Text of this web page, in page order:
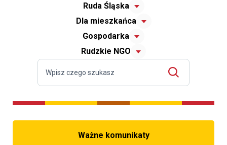
Ruda Śląska
Dla mieszkańca
Gospodarka
Rudzkie NGO
Ważne komunikaty